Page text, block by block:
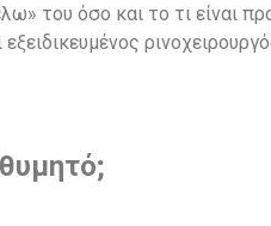
του όσο και το τι είναι